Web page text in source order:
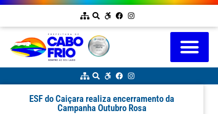
ESF do Caiçara realiza encerramento da
Campanha Outubro Rosa